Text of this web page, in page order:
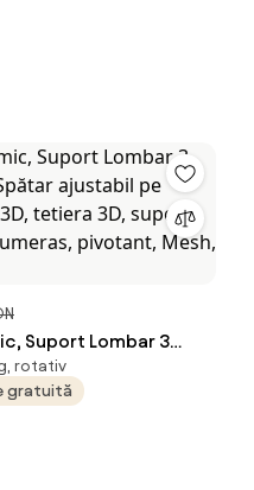
Suport Lombar 3
ajustabil pe
tetiera 3D, suport
rotativ
gratuită